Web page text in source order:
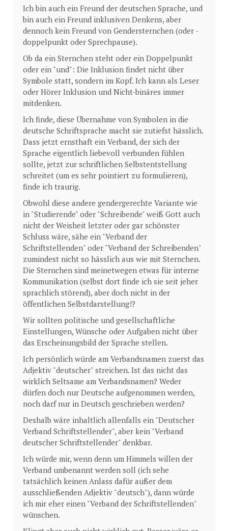
Ich bin auch ein Freund der deutschen Sprache, und
bin auch ein Freund inklusiven Denkens, aber
dennoch kein Freund von Gendersternchen (oder -
doppelpunkt oder Sprechpause).
Ob da ein Sternchen steht oder ein Doppelpunkt
oder ein "und": Die Inklusion findet nicht über
Symbole statt, sondern im Kopf. Ich kann als Leser
oder Hörer Inklusion und Nicht-binäres immer
mitdenken.
Ich finde, diese Übernahme von Symbolen in die
deutsche Schriftsprache macht sie zutiefst hässlich.
Dass jetzt ernsthaft ein Verband, der sich der
Sprache eigentlich liebevoll verbunden fühlen
sollte, jetzt zur schriftlichen Selbstentstellung
schreitet (um es sehr pointiert zu formulieren),
finde ich traurig.
Obwohl diese andere gendergerechte Variante wie
in "Studierende" oder "Schreibende" weiß Gott auch
nicht der Weisheit letzter oder gar schönster
Schluss wäre, sähe ein "Verband der
Schriftstellenden" oder "Verband der Schreibenden"
zumindest nicht so hässlich aus wie mit Sternchen.
Die Sternchen sind meinetwegen etwas für interne
Kommunikation (selbst dort finde ich sie seit jeher
sprachlich störend), aber doch nicht in der
öffentlichen Selbstdarstellung!?
Wir sollten politische und gesellschaftliche
Einstellungen, Wünsche oder Aufgaben nicht über
das Erscheinungsbild der Sprache stellen.
Ich persönlich würde am Verbandsnamen zuerst das
Adjektiv "deutscher" streichen. Ist das nicht das
wirklich Seltsame am Verbandsnamen? Weder
dürfen doch nur Deutsche aufgenommen werden,
noch darf nur in Deutsch geschrieben werden?
Deshalb wäre inhaltlich allenfalls ein "Deutscher
Verband Schriftstellender", aber kein "Verband
deutscher Schriftstellender" denkbar.
Ich würde mir, wenn denn um Himmels willen der
Verband umbenannt werden soll (ich sehe
tatsächlich keinen Anlass dafür außer dem
ausschließenden Adjektiv "deutsch"), dann würde
ich mir eher einen "Verband der Schriftstellenden"
wünschen.